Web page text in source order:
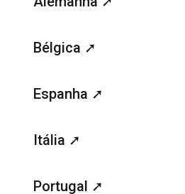
Bélgica ➚
Espanha ➚
Itália ➚
Portugal ➚